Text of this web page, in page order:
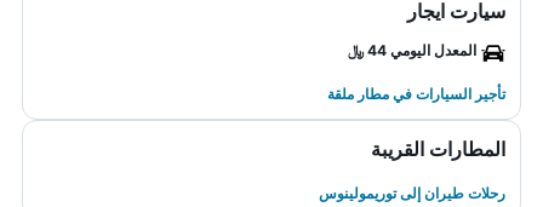
سيارت ايجار
المعدل اليومي 44 ﷼
تأجير السيارات في مطار ملقة
المطارات القريبة
رحلات طيران إلى توريمولينوس